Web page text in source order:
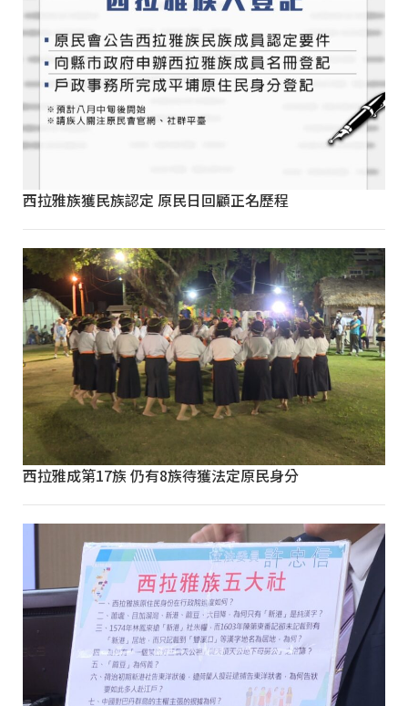
西拉雅族獲民族認定 原民日回顧正名歷程
西拉雅成第17族 仍有8族待獲法定原民身分